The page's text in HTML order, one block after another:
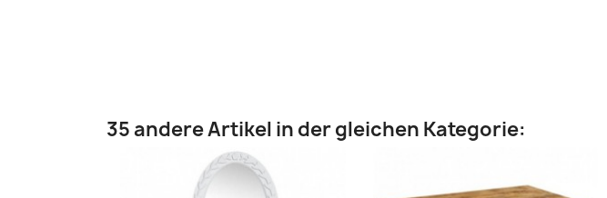
35 andere Artikel in der gleichen Kategorie: